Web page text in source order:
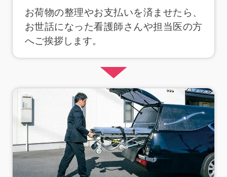
お荷物の整理やお支払いを済ませたら、
お世話になった看護師さんや担当医の方
へご挨拶します。